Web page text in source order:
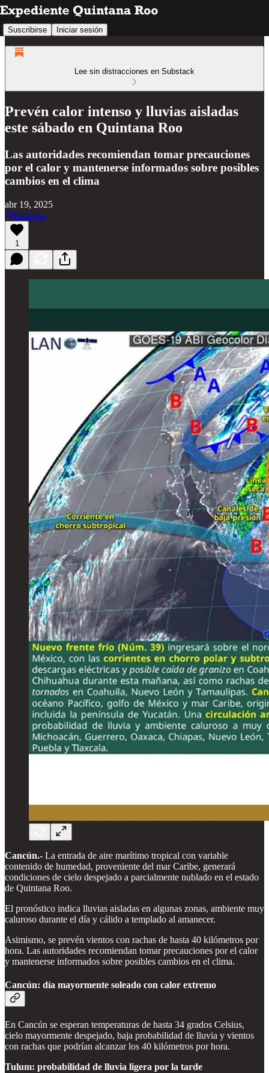
Suscribirse Iniciar sesión
Lee sin distracciones en Substack
Prevén calor intenso y lluvias aisladas
este sábado en Quintana Roo
Las autoridades recomiendan tomar precauciones
por el calor y mantenerse informados sobre posibles
cambios en el clima
abr 19, 2025
Escucha
1
Cancún.- La entrada de aire marítimo tropical con variable
contenido de humedad, proveniente del mar Caribe, generará
condiciones de cielo despejado a parcialmente nublado en el estado
de Quintana Roo.
El pronóstico indica lluvias aisladas en algunas zonas, ambiente muy
caluroso durante el día y cálido a templado al amanecer.
Asimismo, se prevén vientos con rachas de hasta 40 kilómetros por
hora. Las autoridades recomiendan tomar precauciones por el calor
y mantenerse informados sobre posibles cambios en el clima.
Cancún: día mayormente soleado con calor extremo
En Cancún se esperan temperaturas de hasta 34 grados Celsius,
cielo mayormente despejado, baja probabilidad de lluvia y vientos
con rachas que podrían alcanzar los 40 kilómetros por hora.
Tulum: probabilidad de lluvia ligera por la tarde